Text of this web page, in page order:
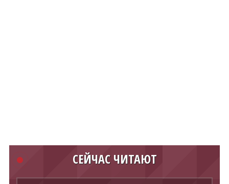
СЕЙЧАС ЧИТАЮТ